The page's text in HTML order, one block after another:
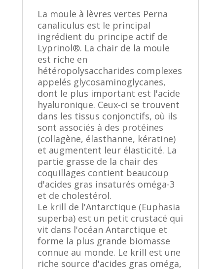
La moule à lèvres vertes Perna
canaliculus est le principal
ingrédient du principe actif de
Lyprinol®. La chair de la moule
est riche en
hétéropolysaccharides complexes
appelés glycosaminoglycanes,
dont le plus important est l'acide
hyaluronique. Ceux-ci se trouvent
dans les tissus conjonctifs, où ils
sont associés à des protéines
(collagène, élasthanne, kératine)
et augmentent leur élasticité. La
partie grasse de la chair des
coquillages contient beaucoup
d'acides gras insaturés oméga-3
et de cholestérol.
Le krill de l'Antarctique (Euphasia
superba) est un petit crustacé qui
vit dans l'océan Antarctique et
forme la plus grande biomasse
connue au monde. Le krill est une
riche source d'acides gras oméga,